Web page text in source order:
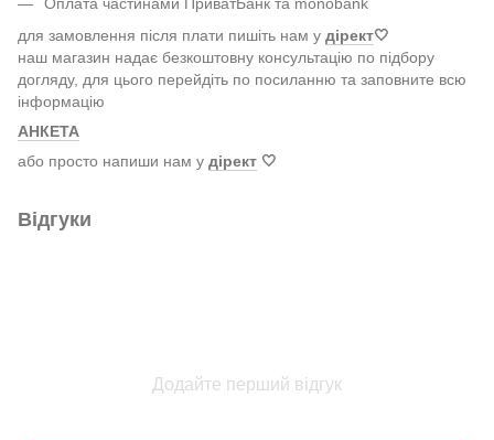
для замовлення після плати пишіть нам у дірект🤍
наш магазин надає безкоштовну консультацію по підбору
догляду, для цього перейдіть по посиланню та заповните всю
інформацію
АНКЕТА
або просто напиши нам у дірект 🤍
Відгуки
Додайте перший відгук